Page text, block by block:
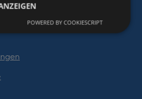
POWERED BY COOKIESCRIPT